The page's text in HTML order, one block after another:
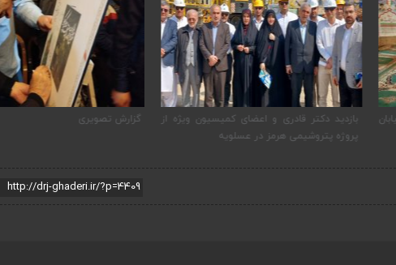
بازدید دکتر قادری و اعضای کمیسیون ویژه از
پروژه پتروشیمی هرمز در عسلویه
گزارش تصویری